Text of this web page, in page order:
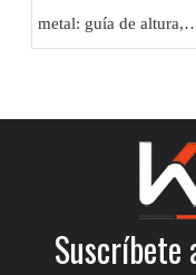
metal: guía de altura,
Suscríbete